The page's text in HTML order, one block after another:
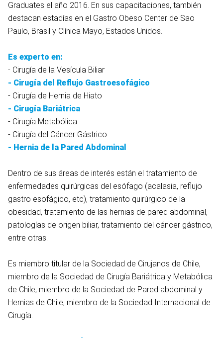
Graduates el año 2016. En sus capacitaciones, también
destacan estadías en el Gastro Obeso Center de Sao
Paulo, Brasil y Clínica Mayo, Estados Unidos.
Es experto en:
- Cirugía de la Vesícula Biliar
- Cirugía del Reflujo Gastroesofágico
- Cirugía de Hernia de Hiato
- Cirugía Bariátrica
- Cirugía Metabólica
- Cirugía del Cáncer Gástrico
- Hernia de la Pared Abdominal
Dentro de sus áreas de interés están el tratamiento de
enfermedades quirúrgicas del esófago (acalasia, reflujo
gastro esofágico, etc), tratamiento quirúrgico de la
obesidad, tratamiento de las hernias de pared abdominal,
patologías de origen biliar, tratamiento del cáncer gástrico,
entre otras.
Es miembro titular de la Sociedad de Cirujanos de Chile,
miembro de la Sociedad de Cirugía Bariátrica y Metabólica
de Chile, miembro de la Sociedad de Pared abdominal y
Hernias de Chile, miembro de la Sociedad Internacional de
Cirugía.